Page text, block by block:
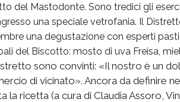
del Mastodonte. Sono tredici gli
una speciale vetrofania. Il
una degustazione con esperti
del Biscotto: mosto di uva Freisa,
sono convinti: «Il nostro è un
di vicinato». Ancora da definire
la ricetta (a cura di Claudia Assoro,